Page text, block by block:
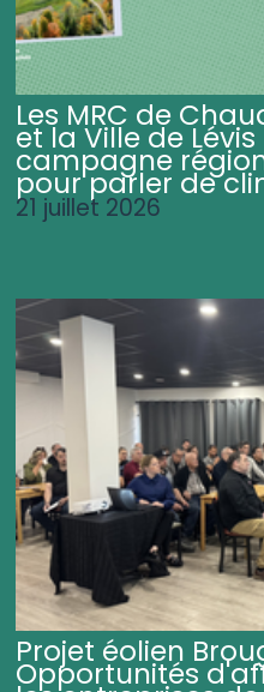
Les MRC de
et la Ville de
campagne
pour parler de
21 juillet 2026
Projet éolien
Opportunités